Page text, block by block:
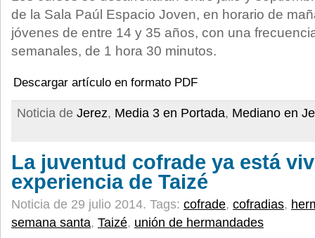
de la Sala Paúl Espacio Joven, en horario de
jóvenes de entre 14 y 35 años, con una
semanales, de 1 hora 30 minutos.
Descargar artículo en formato PDF
Noticia de Jerez, Media 3 en Portada, Mediano en
La juventud cofrade ya está
experiencia de Taizé
Noticia de 29 julio 2014. Tags: cofrade, cofradias,
semana santa, Taizé, unión de hermandades